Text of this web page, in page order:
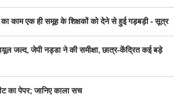
काम एक ही समूह के शिक्षकों को देने से हुई गड़बड़ी - सूत्र
जेपी नड्डा ने की समीक्षा, छात्र-केंद्रित कई बड़े
का पेपर; जानिए काला सच